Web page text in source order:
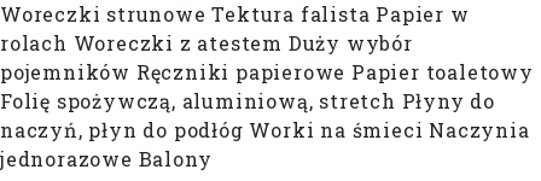
Woreczki strunowe Tektura falista Papier w
rolach Woreczki z atestem Duży wybór
pojemników Ręczniki papierowe Papier toaletowy
Folię spożywczą, aluminiową, stretch Płyny do
naczyń, płyn do podłóg Worki na śmieci Naczynia
jednorazowe Balony